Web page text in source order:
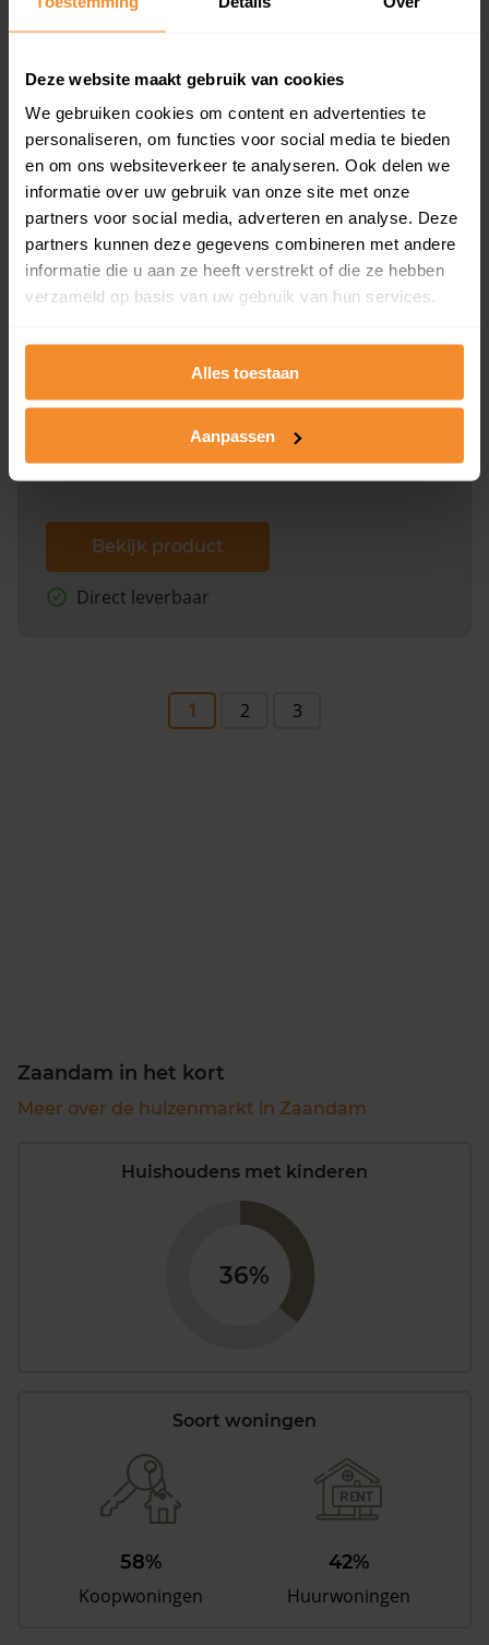
Deze website maakt gebruik van cookies
We gebruiken cookies om content en advertenties te
personaliseren, om functies voor social media te bieden
en om ons websiteverkeer te analyseren. Ook delen we
informatie over uw gebruik van onze site met onze
partners voor social media, adverteren en analyse. Deze
partners kunnen deze gegevens combineren met andere
informatie die u aan ze heeft verstrekt of die ze hebben
verzameld op basis van uw gebruik van hun services.
Alles toestaan
Aanpassen
Bekijk product
Direct leverbaar
Een uitgebreid overzicht van het perceel en
dit inclusief de luchtfoto!
Bekijk product
Direct leverbaar
1 2 3
Zaandam in het kort
Meer over de huizenmarkt in Zaandam
Huishoudens met kinderen
36%
Soort woningen
58%
Koopwoningen
42%
Huurwoningen